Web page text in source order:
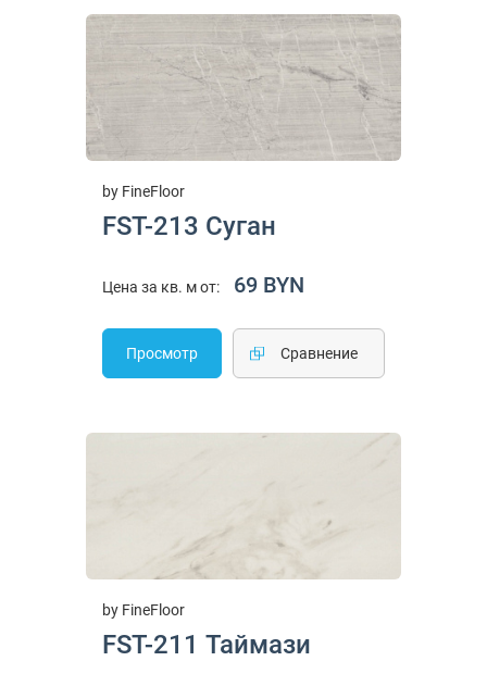
by FineFloor
FST-213 Суган
Цена за кв. м от: 69 BYN
Просмотр Cравнение
by FineFloor
FST-211 Таймази